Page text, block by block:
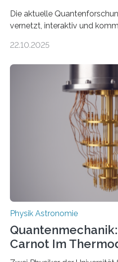
Die aktuelle
vernetzt, interaktiv und
oft von Autor*innen, die eng
werden schnell
der Forschung der
Jahre alt geworden ist,
Internationalen Jahr der
technologie ausgerufen hat.
internationale
22.10.2025
Physik Astronomie
Carnot Im